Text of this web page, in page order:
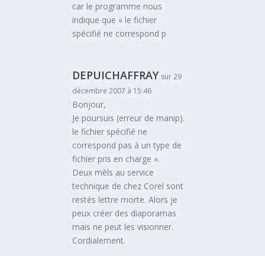
car le programme nous
indique que « le fichier
spécifié ne correspond p
DEPUICHAFFRAY sur 29
décembre 2007 à 15:46
Bonjour,
Je poursuis (erreur de manip).
le fichier spécifié ne
correspond pas à un type de
fichier pris en charge ».
Deux mèls au service
technique de chez Corel sont
restés lettre morte. Alors je
peux créer des diaporamas
mais ne peut les visionner.
Cordialement.